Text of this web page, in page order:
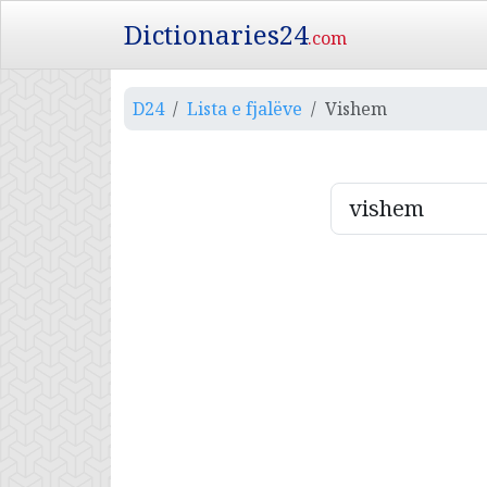
Dictionaries24.com
D24 Lista e fjalëve Vishem